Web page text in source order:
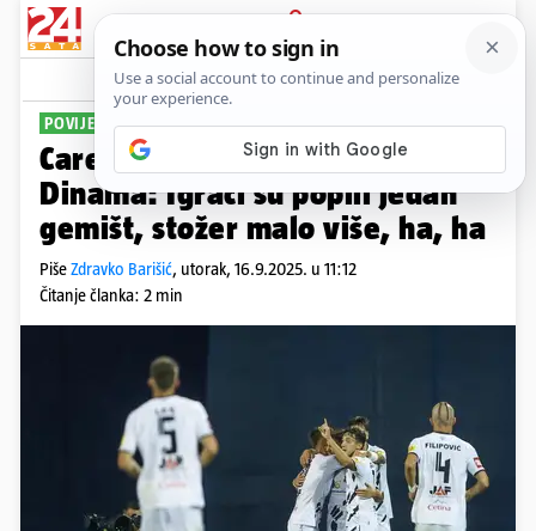
PRIJAVA
Sport Komentari
POVIJESNA POBJEDA
Carević nakon pobjede protiv
Dinama: Igrači su popili jedan
gemišt, stožer malo više, ha, ha
PišeZdravko Barišić, utorak, 16.9.2025. u 11:12
Čitanje članka: 2 min